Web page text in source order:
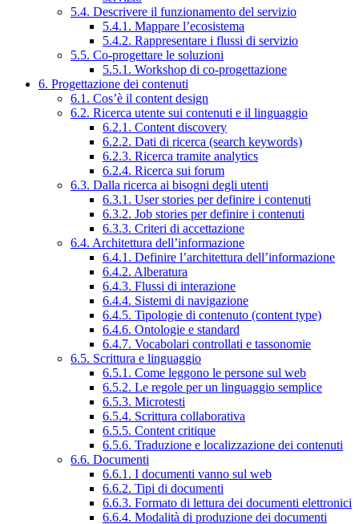
5.4. Descrivere il funzionamento del servizio
5.4.1. Mappare l’ecosistema
5.4.2. Rappresentare i flussi di servizio
5.5. Co-progettare le soluzioni
5.5.1. Workshop di co-progettazione
6. Progettazione dei contenuti
6.1. Cos’è il content design
6.2. Ricerca utente sui contenuti e il linguaggio
6.2.1. Content discovery
6.2.2. Dati di ricerca (search keywords)
6.2.3. Ricerca tramite analytics
6.2.4. Ricerca sui forum
6.3. Dalla ricerca ai bisogni degli utenti
6.3.1. User stories per definire i contenuti
6.3.2. Job stories per definire i contenuti
6.3.3. Criteri di accettazione
6.4. Architettura dell’informazione
6.4.1. Definire l’architettura dell’informazione
6.4.2. Alberatura
6.4.3. Flussi di interazione
6.4.4. Sistemi di navigazione
6.4.5. Tipologie di contenuto (content type)
6.4.6. Ontologie e standard
6.4.7. Vocabolari controllati e tassonomie
6.5. Scrittura e linguaggio
6.5.1. Come leggono le persone sul web
6.5.2. Le regole per un linguaggio semplice
6.5.3. Microtesti
6.5.4. Scrittura collaborativa
6.5.5. Content critique
6.5.6. Traduzione e localizzazione dei contenuti
6.6. Documenti
6.6.1. I documenti vanno sul web
6.6.2. Tipi di documenti
6.6.3. Formato di lettura dei documenti elettronici
6.6.4. Modalità di produzione dei documenti